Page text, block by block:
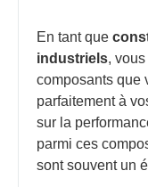
En tant que
industriels,
composants que
parfaitement à
sur la
parmi ces
sont souvent un